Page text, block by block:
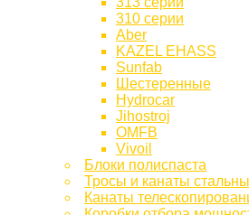
310 серии
Aber
KAZEL EHASS
Sunfab
Шестеренные
Hydrocar
Jihostroj
OMFB
Vivoil
Блоки полиспаста
Тросы и канаты
Канаты